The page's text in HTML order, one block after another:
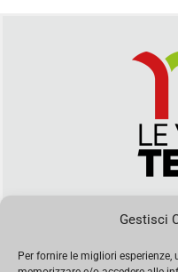
Gestisci
Per fornire le migliori